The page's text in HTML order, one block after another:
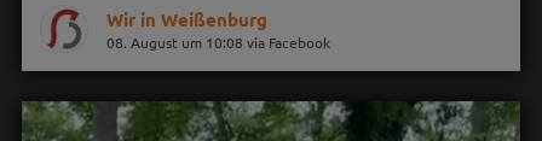
Wir in Weißenburg
08. August um 10:08 via Facebook